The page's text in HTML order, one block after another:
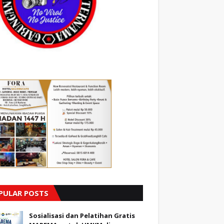
POSTS
Sosialisasi dan Pelatihan Gratis